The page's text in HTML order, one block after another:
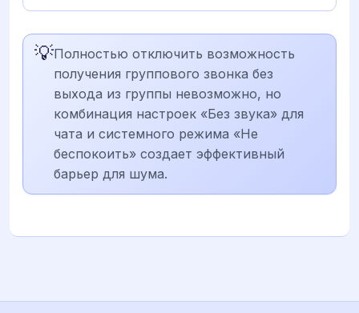
💡Полностью отключить возможность
получения группового звонка без
выхода из группы невозможно, но
комбинация настроек «Без звука» для
чата и системного режима «Не
беспокоить» создает эффективный
барьер для шума.